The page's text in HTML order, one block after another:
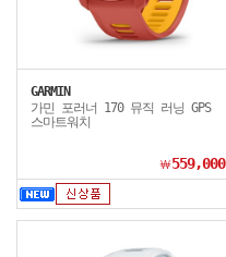
GARMIN
가민 포러너 170 뮤직 러닝 GPS
스마트워치
￦559,000